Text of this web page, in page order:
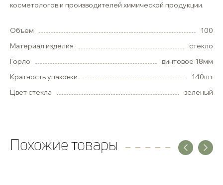
косметологов и производителей химической продукции.
Объем
100
Материал изделия
стекло
Горло
винтовое 18мм
Кратность упаковки
140шт
Цвет стекла
зеленый
Похожие товары